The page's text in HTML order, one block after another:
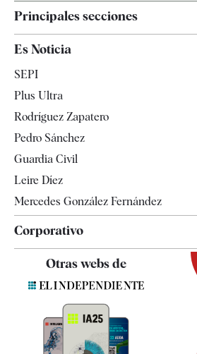
Principales secciones
España
Televisión
Es Noticia
SEPI
Plus Ultra
Rodríguez Zapatero
Pedro Sánchez
Guardia Civil
Leire Díez
Mercedes González Fernández
Corporativo
Contacto
Quiénes somos
Otras webs de